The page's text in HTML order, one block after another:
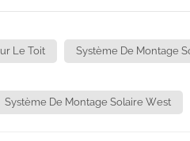
Le Toit Système De Montage
Système De Montage Solaire West